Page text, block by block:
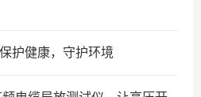
护健康，守护环境